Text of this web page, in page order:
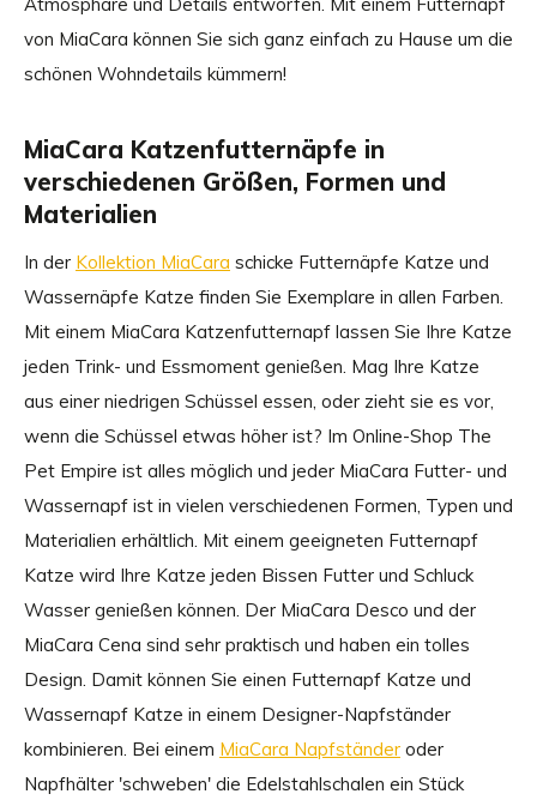
von MiaCara können Sie sich ganz einfach zu Hause um die
schönen Wohndetails kümmern!
MiaCara Katzenfutternäpfe in
verschiedenen Größen, Formen und
Materialien
In der Kollektion MiaCara schicke Futternäpfe Katze und
Wassernäpfe Katze finden Sie Exemplare in allen Farben.
Mit einem MiaCara Katzenfutternapf lassen Sie Ihre Katze
jeden Trink- und Essmoment genießen. Mag Ihre Katze
aus einer niedrigen Schüssel essen, oder zieht sie es vor,
wenn die Schüssel etwas höher ist? Im Online-Shop The
Pet Empire ist alles möglich und jeder MiaCara Futter- und
Wassernapf ist in vielen verschiedenen Formen, Typen und
Materialien erhältlich. Mit einem geeigneten Futternapf
Katze wird Ihre Katze jeden Bissen Futter und Schluck
Wasser genießen können. Der MiaCara Desco und der
MiaCara Cena sind sehr praktisch und haben ein tolles
Design. Damit können Sie einen Futternapf Katze und
Wassernapf Katze in einem Designer-Napfständer
kombinieren. Bei einem MiaCara Napfständer oder
Napfhälter 'schweben' die Edelstahlschalen ein Stück